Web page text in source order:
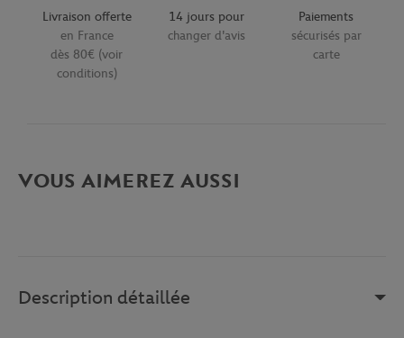
Livraison offerte
en France
dès 80€ (voir
conditions)
14 jours pour
changer d'avis
Paiements
sécurisés par
carte
VOUS AIMEREZ AUSSI
Description détaillée